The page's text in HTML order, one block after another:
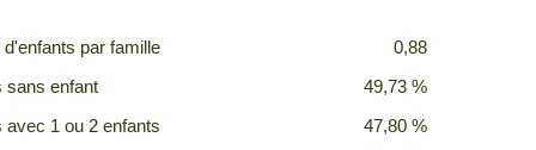
d'enfants par famille 0,88
sans enfant 49,73 %
avec 1 ou 2 enfants 47,80 %